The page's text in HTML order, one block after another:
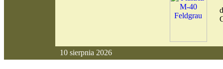
10 sierpnia 2026